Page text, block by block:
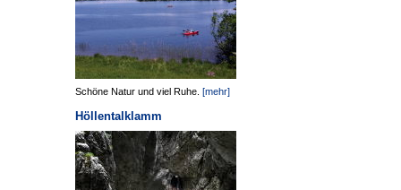
Schöne Natur und viel Ruhe. [mehr]
Höllentalklamm